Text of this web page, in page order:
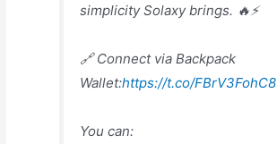
simplicity Solaxy brings. 🔥⚡️
🔗 Connect via Backpack
Wallet:https://t.co/FBrV3FohC8
You can: